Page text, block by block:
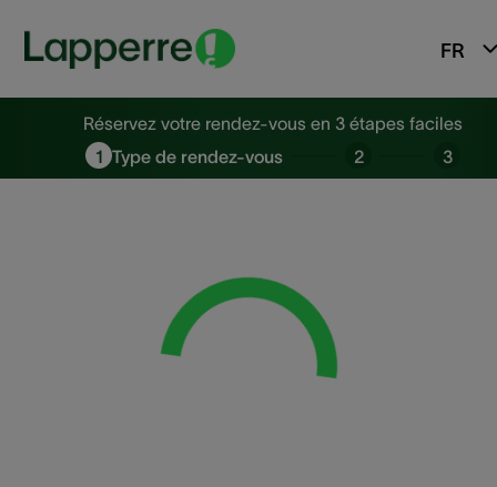
FR
Prenez rendez-vous en ligne
Réservez votre rendez-vous en 3 étapes faciles
1 Type de rendez-vous 2 3
Loading...